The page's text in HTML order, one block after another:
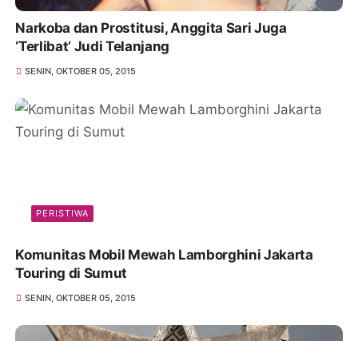
Narkoba dan Prostitusi, Anggita Sari Juga
‘Terlibat’ Judi Telanjang
SENIN, OKTOBER 05, 2015
PERISTIWA
Komunitas Mobil Mewah Lamborghini Jakarta
Touring di Sumut
SENIN, OKTOBER 05, 2015